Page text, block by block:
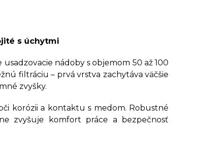
s úchytmi
nádoby s objemom 50 až 100
filtráciu – prvá vrstva zachytáva väčšie
zvyšky.
korózii a kontaktu s medom. Robustné
zvyšuje komfort práce a bezpečnosť